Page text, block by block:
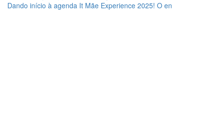
Dando início à agenda It Mãe Experience 2025! O en